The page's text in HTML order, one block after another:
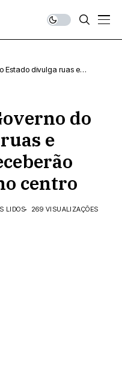
Estado divulga ruas e
do
e
centro
LIDOS 269 VISUALIZAÇÕES